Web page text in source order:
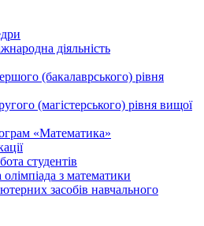
діяльність
(бакалаврського) рівня
(магістерського) рівня вищої
«Математика»
студентів
з математики
засобів навчального